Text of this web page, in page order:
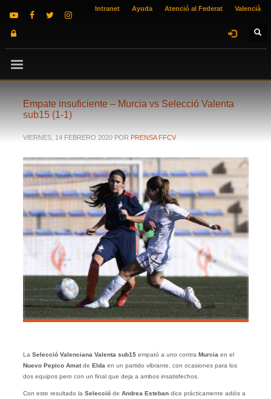
Intranet Ayuda Atenció al Federat Valencià
Empate insuficiente – Murcia vs Selecció Valenta
sub15 (1-1)
VIERNES, 14 FEBRERO 2020 POR PRENSA FFCV
La Selecció Valenciana Valenta sub15 empató a uno contra Murcia en el
Nuevo Pepico Amatde Elda en un partido vibrante, con ocasiones para los
dos equipos pero con un final que deja a ambos insatisfechos.
Con este resultado la Seleccióde Andrea Estebandice prácticamente adiós a